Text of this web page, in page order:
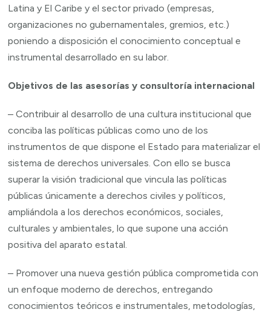
Latina y El Caribe y el sector privado (empresas,
organizaciones no gubernamentales, gremios, etc.)
poniendo a disposición el conocimiento conceptual e
instrumental desarrollado en su labor.
Objetivos de las asesorías y consultoría internacional
– Contribuir al desarrollo de una cultura institucional que
conciba las políticas públicas como uno de los
instrumentos de que dispone el Estado para materializar el
sistema de derechos universales. Con ello se busca
superar la visión tradicional que vincula las políticas
públicas únicamente a derechos civiles y políticos,
ampliándola a los derechos económicos, sociales,
culturales y ambientales, lo que supone una acción
positiva del aparato estatal.
– Promover una nueva gestión pública comprometida con
un enfoque moderno de derechos, entregando
conocimientos teóricos e instrumentales, metodologías,